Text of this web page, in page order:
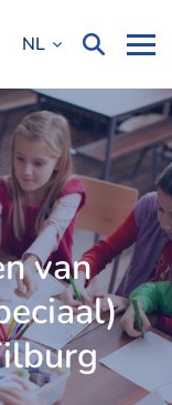
NL
van